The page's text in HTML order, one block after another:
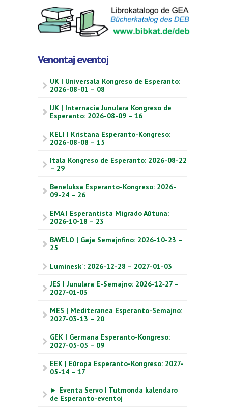
Venontaj eventoj
UK | Universala Kongreso de Esperanto:
2026-08-01 – 08
IJK | Internacia Junulara Kongreso de
Esperanto: 2026-08-09 – 16
KELI | Kristana Esperanto-Kongreso:
2026-08-08 – 15
Itala Kongreso de Esperanto: 2026-08-22
– 29
Beneluksa Esperanto-Kongreso: 2026-
09-24 – 26
EMA | Esperantista Migrado Aŭtuna:
2026‑10‑18 – 23
BAVELO | Gaja Semajnfino: 2026-10-23 –
25
Luminesk': 2026-12-28 – 2027-01-03
JES | Junulara E-Semajno: 2026‑12‑27 –
2027‑01‑03
MES | Mediteranea Esperanto-Semajno:
2027-03-13 – 20
GEK | Germana Esperanto-Kongreso:
2027-05-05 – 09
EEK | Eŭropa Esperanto-Kongreso: 2027-
05-14 – 17
► Eventa Servo | Tutmonda kalendaro
de Esperanto-eventoj